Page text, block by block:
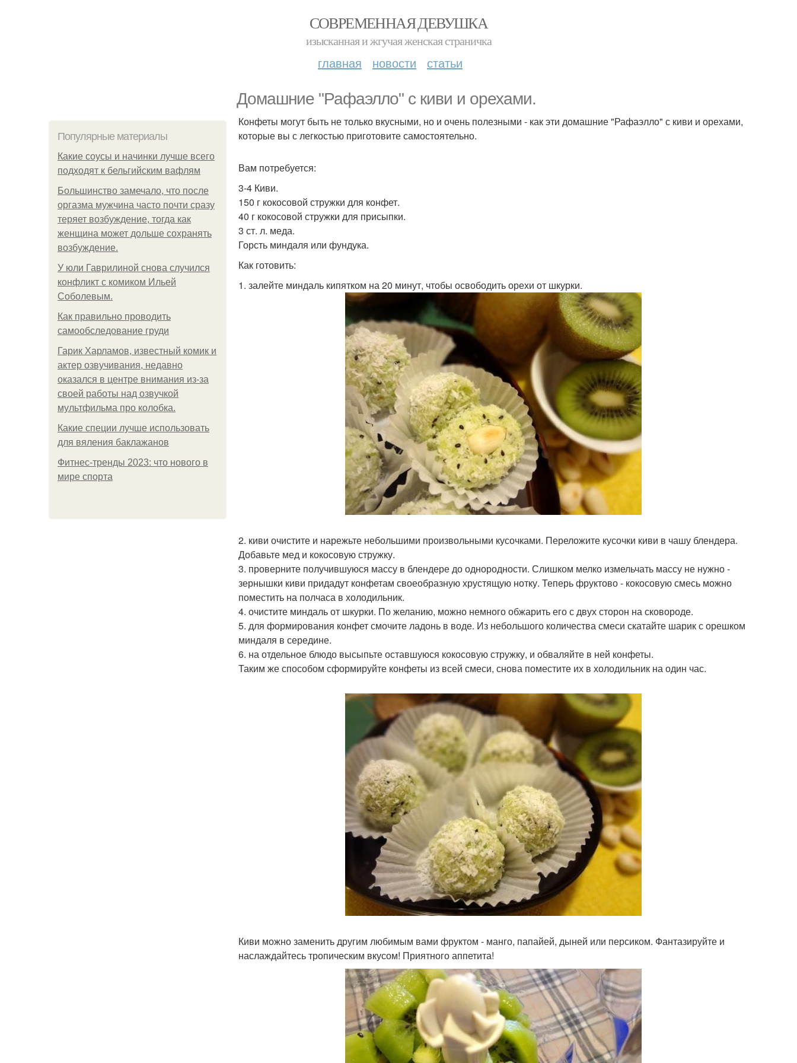
СОВРЕМЕННАЯ ДЕВУШКА
изысканная и жгучая женская страничка
главная новости статьи
Домашние "Рафаэлло" с киви и орехами.
Популярные материалы
Какие соусы и начинки лучше всего
подходят к бельгийским вафлям
Большинство замечало, что после
оргазма мужчина часто почти сразу
теряет возбуждение, тогда как
женщина может дольше сохранять
возбуждение.
У юли Гаврилиной снова случился
конфликт с комиком Ильей
Соболевым.
Как правильно проводить
самообследование груди
Гарик Харламов, известный комик и
актер озвучивания, недавно
оказался в центре внимания из-за
своей работы над озвучкой
мультфильма про колобка.
Какие специи лучше использовать
для вяления баклажанов
Фитнес-тренды 2023: что нового в
мире спорта
Конфеты могут быть не только вкусными, но и очень полезными - как эти домашние "Рафаэлло" с киви и орехами,
которые вы с легкостью приготовите самостоятельно.
Вам потребуется:
3-4 Киви.
150 г кокосовой стружки для конфет.
40 г кокосовой стружки для присыпки.
3 ст. л. меда.
Горсть миндаля или фундука.
Как готовить:
1. залейте миндаль кипятком на 20 минут, чтобы освободить орехи от шкурки.
2. киви очистите и нарежьте небольшими произвольными кусочками. Переложите кусочки киви в чашу блендера.
Добавьте мед и кокосовую стружку.
3. проверните получившуюся массу в блендере до однородности. Слишком мелко измельчать массу не нужно -
зернышки киви придадут конфетам своеобразную хрустящую нотку. Теперь фруктово - кокосовую смесь можно
поместить на полчаса в холодильник.
4. очистите миндаль от шкурки. По желанию, можно немного обжарить его с двух сторон на сковороде.
5. для формирования конфет смочите ладонь в воде. Из небольшого количества смеси скатайте шарик с орешком
миндаля в середине.
6. на отдельное блюдо высыпьте оставшуюся кокосовую стружку, и обваляйте в ней конфеты.
Таким же способом сформируйте конфеты из всей смеси, снова поместите их в холодильник на один час.
Киви можно заменить другим любимым вами фруктом - манго, папайей, дыней или персиком. Фантазируйте и
наслаждайтесь тропическим вкусом! Приятного аппетита!